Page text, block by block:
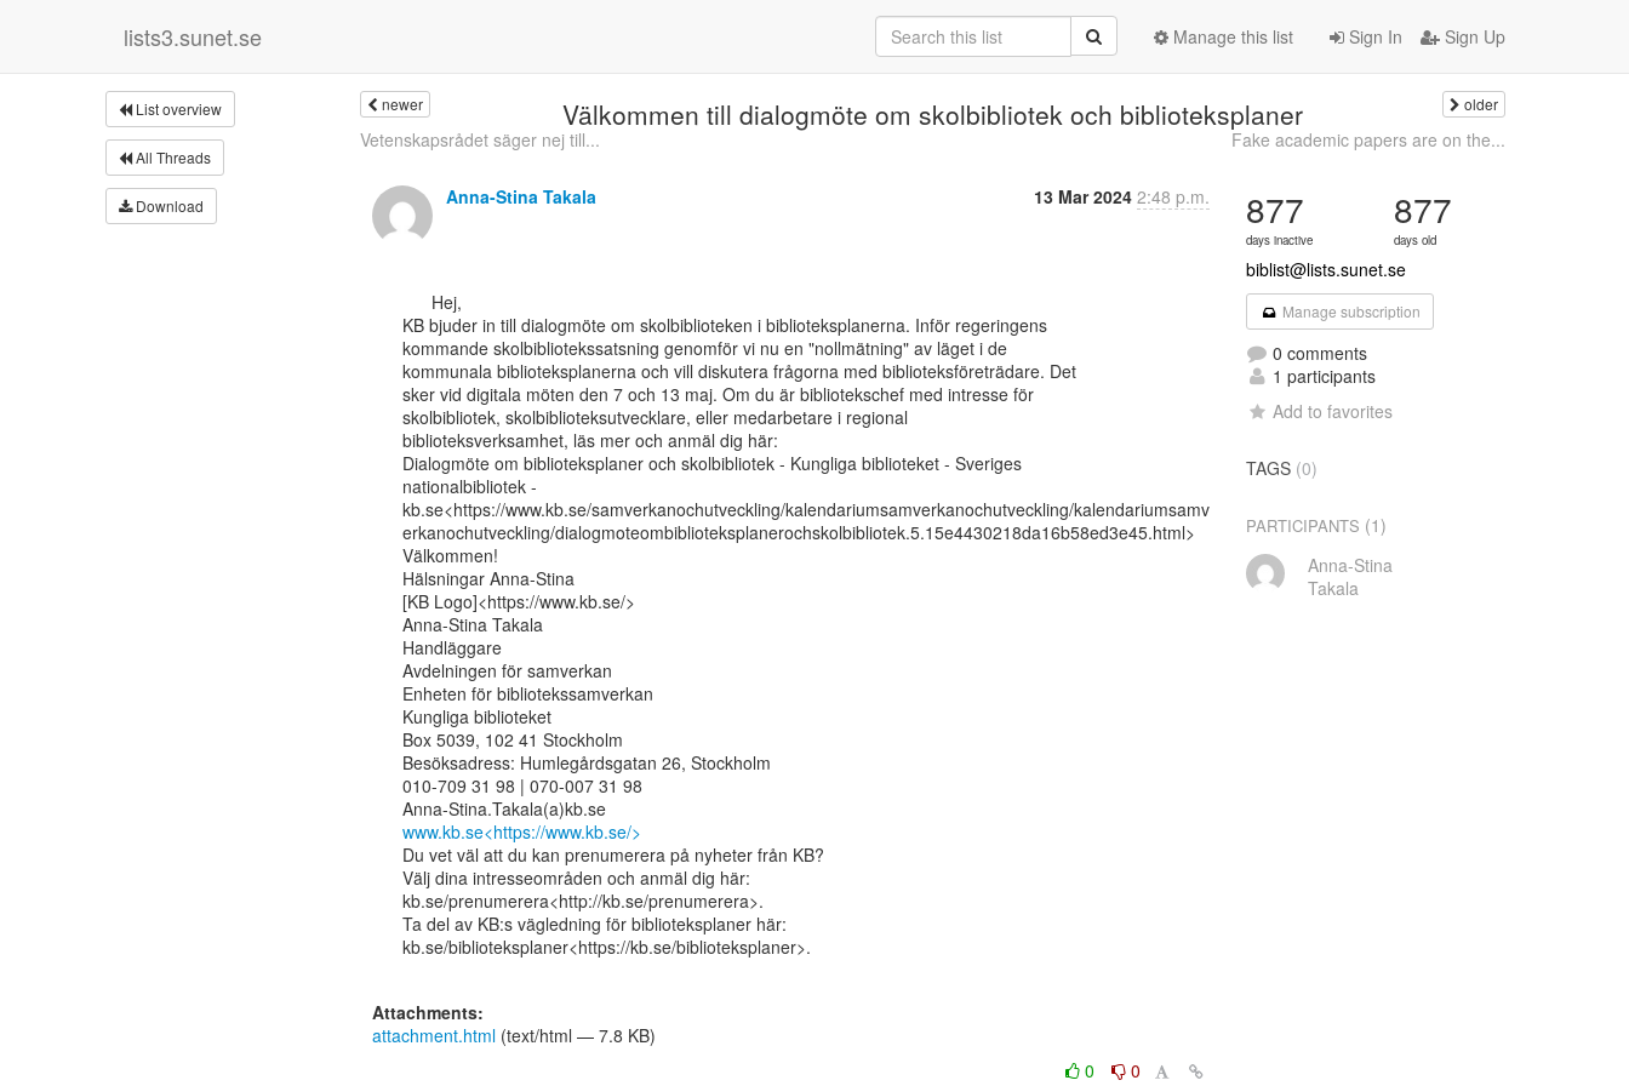
lists3.sunet.se Sign In Sign Up
Manage this list
List overview
All Threads
Download
newer Välkommen till dialogmöte om skolbibliotek och biblioteksplaner older
Vetenskapsrådet säger nej till... Fake academic papers are on the...
Anna-Stina Takala 13 Mar 2024 2:48 p.m.
KB bjuder in till dialogmöte om skolbiblioteken i biblioteksplanerna. Inför regeringens
kommande skolbibliotekssatsning genomför vi nu en "nollmätning" av läget i de
kommunala biblioteksplanerna och vill diskutera frågorna med biblioteksföreträdare. Det
sker vid digitala möten den 7 och 13 maj. Om du är bibliotekschef med intresse för
skolbibliotek, skolbiblioteksutvecklare, eller medarbetare i regional
biblioteksverksamhet, läs mer och anmäl dig här:
Dialogmöte om biblioteksplaner och skolbibliotek - Kungliga biblioteket - Sveriges
nationalbibliotek -
kb.se<https://www.kb.se/samverkanochutveckling/kalendariumsamverkanochutveckling/kalendariumsamv
erkanochutveckling/dialogmoteombiblioteksplanerochskolbibliotek.5.15e4430218da16b58ed3e45.html>
Välkommen!
Hälsningar Anna-Stina
[KB Logo]<https://www.kb.se/>
Anna-Stina Takala
Handläggare
Avdelningen för samverkan
Enheten för bibliotekssamverkan
Kungliga biblioteket
Box 5039, 102 41 Stockholm
Besöksadress: Humlegårdsgatan 26, Stockholm
010-709 31 98 | 070-007 31 98
www.kb.se<https://www.kb.se/>
Du vet väl att du kan prenumerera på nyheter från KB?
Välj dina intresseområden och anmäl dig här:
kb.se/prenumerera<http://kb.se/prenumerera>.
Ta del av KB:s vägledning för biblioteksplaner här:
kb.se/biblioteksplaner<https://kb.se/biblioteksplaner>.
Attachments:
attachment.html (text/html — 7.8 KB)
0
0
877
days inactive
877
days old
biblist@lists.sunet.se
Manage subscription
0 comments
1 participants
Add to favorites
TAGS (0)
PARTICIPANTS (1)
Anna-Stina
Takala